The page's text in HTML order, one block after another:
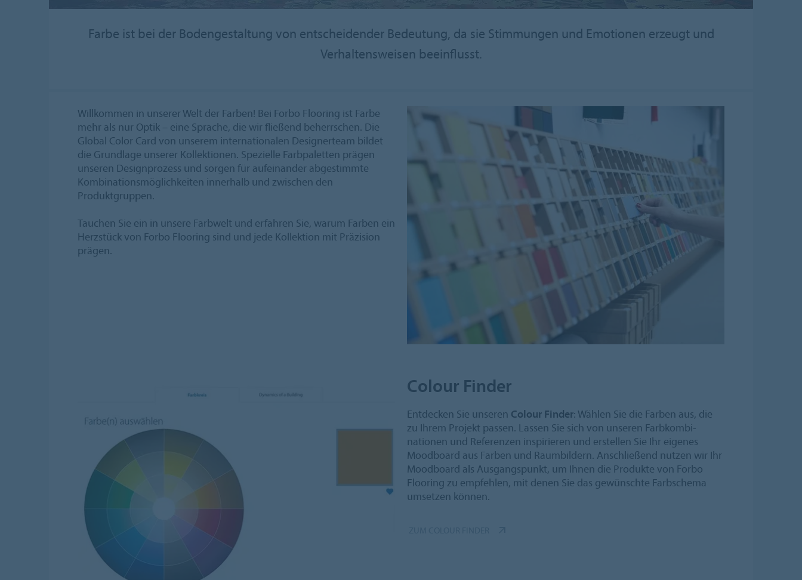
Farbe ist bei der Bodengestaltung von entscheidender Bedeutung, da sie Stimmungen und Emotionen erzeugt und
Verhaltensweisen beeinflusst.
Willkommen in unserer Welt der Farben! Bei Forbo Flooring ist Farbe
mehr als nur Optik – eine Sprache, die wir fließend beherrschen. Die
Global Color Card von unserem internationalen Designerteam bildet
die Grundlage unserer Kollektionen. Spezielle Farbpaletten prägen
unseren Designprozess und sorgen für aufeinander abgestimmte
Kombinationsmöglichkeiten innerhalb und zwischen den
Produktgruppen.
Tauchen Sie ein in unsere Farbwelt und erfahren Sie, warum Farben ein
Herzstück von Forbo Flooring sind und jede Kollektion mit Präzision
prägen.
Colour Finder
Entdecken Sie unseren Colour Finder: Wählen Sie die Farben aus, die
zu Ihrem Projekt passen. Lassen Sie sich von unseren Farbkombi-
nationen und Referenzen inspirieren und erstellen Sie Ihr eigenes
Moodboard aus Farben und Raumbildern. Anschließend nutzen wir Ihr
Moodboard als Ausgangspunkt, um Ihnen die Produkte von Forbo
Flooring zu empfehlen, mit denen Sie das gewünschte Farbschema
umsetzen können.